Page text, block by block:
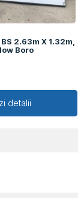
2.63m X 1.32m,
Boro
în coș
detalii